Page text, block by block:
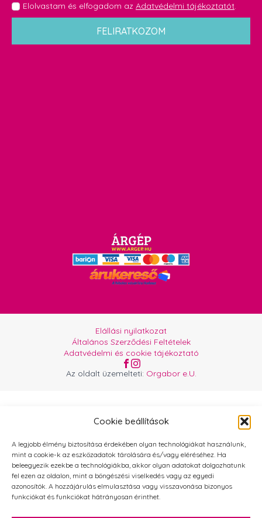
Cookie beállítások
A legjobb élmény biztosítása érdekében olyan technológiákat használunk,
mint a cookie-k az eszközadatok tárolására és/vagy eléréséhez. Ha
beleegyezik ezekbe a technológiákba, akkor olyan adatokat dolgozhatunk
fel ezen az oldalon, mint a böngészési viselkedés vagy az egyedi
azonosítók. A hozzájárulás elmulasztása vagy visszavonása bizonyos
funkciókat és funkciókat hátrányosan érinthet.
GDPR
*
Elolvastam és elfogadom az Adatvédelmi tájékoztatót.
FELIRATKOZOM
Az oldalt üzemelteti: Orgabor e.U.
Elállási nyilatkozat
Általános Szerződési Feltételek
Adatvédelmi és cookie tájékoztató